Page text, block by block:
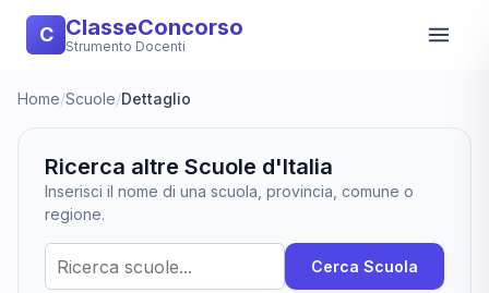
C ClasseConcorso
Strumento Docenti
Home/Scuole/Dettaglio
Ricerca altre Scuole d'Italia
Inserisci il nome di una scuola, provincia, comune o
regione.
Cerca Scuola